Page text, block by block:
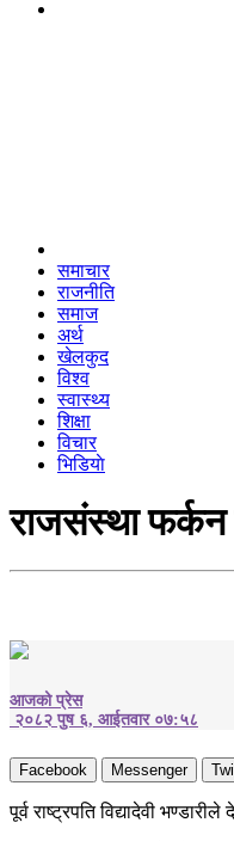
समाचार
राजनीति
समाज
अर्थ
खेलकुद
विश्व
स्वास्थ्य
शिक्षा
विचार
भिडियाे
राजसंस्था फर्कन
आजको प्रेस
२०८२ पुष ६, आईतवार ०७:५८
Facebook Messenger
पूर्व राष्ट्रपति विद्यादेवी